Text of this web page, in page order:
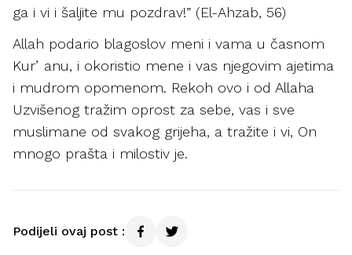
ga i vi i šaljite mu pozdrav!” (El-Ahzab, 56)
Allah podario blagoslov meni i vama u časnom
Kurʼanu, i okoristio mene i vas njegovim ajetima
i mudrom opomenom. Rekoh ovo i od Allaha
Uzvišenog tražim oprost za sebe, vas i sve
muslimane od svakog grijeha, a tražite i vi, On
mnogo prašta i milostiv je.
Podijeli ovaj post :